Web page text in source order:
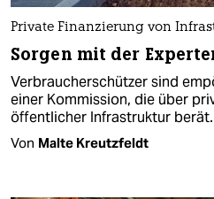
Private Finanzierung von
Sorgen mit der
Verbraucherschützer sind
einer Kommission, die über
öffentlicher Infrastruktur berät.
Von Malte Kreutzfeldt